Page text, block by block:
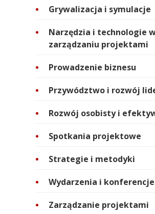
Grywalizacja i symulacje
Narzędzia i technologie
zarządzaniu projektami
Prowadzenie biznesu
Przywództwo i rozwój
Rozwój osobisty i
Spotkania projektowe
Strategie i metodyki
Wydarzenia i konferencje
Zarządzanie projektami